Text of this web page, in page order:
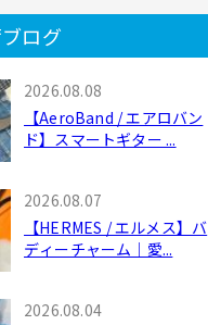
ログ
2026.08.08
【AeroBand / エアロバン
ド】スマートギター ...
2026.08.07
【HERMES / エルメス】バ
ディーチャーム｜愛...
2026.08.04